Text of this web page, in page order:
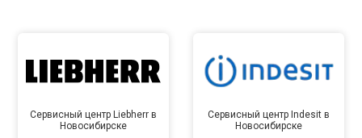
Сервисный центр Liebherr в
Новосибирске
Сервисный центр Indesit в
Новосибирске